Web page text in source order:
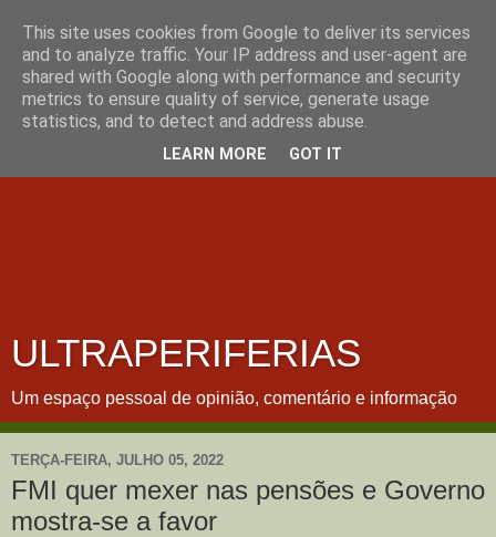
ULTRAPERIFERIAS
Um espaço pessoal de opinião, comentário e informação
TERÇA-FEIRA, JULHO 05, 2022
FMI quer mexer nas pensões e Governo
mostra-se a favor
This site uses cookies from Google to deliver its services
and to analyze traffic. Your IP address and user-agent are
shared with Google along with performance and security
metrics to ensure quality of service, generate usage
statistics, and to detect and address abuse.
LEARN MORE GOT IT